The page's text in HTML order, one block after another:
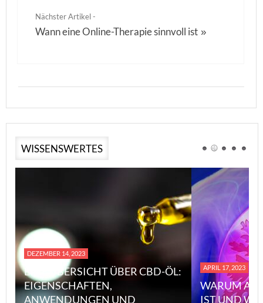
Nächster Artikel -
Wann eine Online-Therapie sinnvoll ist »
WISSENSWERTES
DEZEMBER 14, 2023
EINE ÜBERSICHT ÜBER CBD-ÖL:
EIGENSCHAFTEN,
ANWENDUNGEN UND
APRIL 17, 2023
WARUM
IST UND